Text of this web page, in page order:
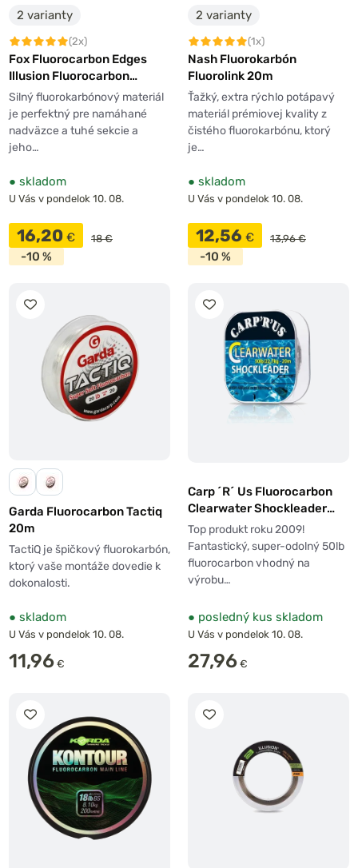
2 varianty
(2x)
Fox Fluorocarbon Edges
Illusion Fluorocarbon
Hooklink/Leader Naturals
Green 40m
Silný fluorokarbónový materiál
je perfektný pre namáhané
nadväzce a tuhé sekcie a
jeho…
● skladom
U Vás v pondelok 10. 08.
16,20 € 18 €
-10 %
2 varianty
(1x)
Nash Fluorokarbón
Fluorolink 20m
Ťažký, extra rýchlo potápavý
materiál prémiovej kvality z
čistého fluorokarbónu, ktorý
je…
● skladom
U Vás v pondelok 10. 08.
12,56 € 13,96 €
-10 %
Garda Fluorocarbon Tactiq
20m
TactiQ je špičkový fluorokarbón,
ktorý vaše montáže dovedie k
dokonalosti.
● skladom
U Vás v pondelok 10. 08.
11,96 €
Carp ´R´ Us Fluorocarbon
Clearwater Shockleader
50lb 20m
Top produkt roku 2009!
Fantastický, super-odolný 50lb
fluorocarbon vhodný na
výrobu…
● posledný kus skladom
U Vás v pondelok 10. 08.
27,96 €